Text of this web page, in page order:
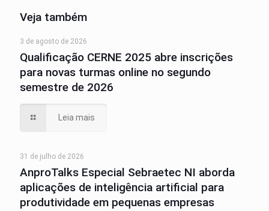
Veja também
3 de agosto de 2026
Qualificação CERNE 2025 abre inscrições
para novas turmas online no segundo
semestre de 2026
Leia mais
31 de julho de 2026
AnproTalks Especial Sebraetec NI aborda
aplicações de inteligência artificial para
produtividade em pequenas empresas